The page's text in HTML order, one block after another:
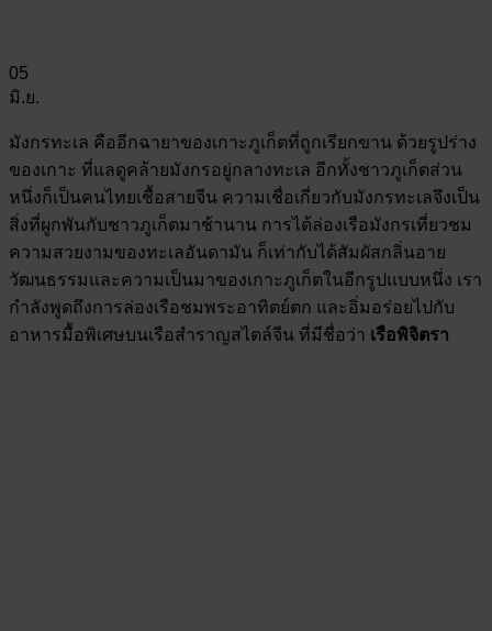
05
มิ.ย.
มังกรทะเล คืออีกฉายาของเกาะภูเก็ตที่ถูกเรียกขาน ด้วยรูปร่าง
ของเกาะ ที่แลดูคล้ายมังกรอยู่กลางทะเล อีกทั้งชาวภูเก็ตส่วน
หนึ่งก็เป็นคนไทยเชื้อสายจีน ความเชื่อเกี่ยวกับมังกรทะเลจึงเป็น
สิ่งที่ผูกพันกับชาวภูเก็ตมาช้านาน การได้ล่องเรือมังกรเที่ยวชม
ความสวยงามของทะเลอันดามัน ก็เท่ากับได้สัมผัสกลิ่นอาย
วัฒนธรรมและความเป็นมาของเกาะภูเก็ตในอีกรูปแบบหนึ่ง เรา
กำลังพูดถึงการล่องเรือชมพระอาทิตย์ตก และอิ่มอร่อยไปกับ
อาหารมื้อพิเศษบนเรือสำราญสไตล์จีน ที่มีชื่อว่า เรือพิจิตรา